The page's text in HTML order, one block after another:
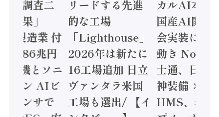
態調査二
結果」
年製造業 付
額86兆円
電機とソニ
コン AIビ
センサで
リードする先進
的な工場
「Lighthouse」
2026年は新たに
16工場追加 日立
ヴァンタラ米国
工場も選出/ 【イ
カルAI本格
国産AI開発
会実装に活
動き
士通、日立
神装備 ×
HMS、老舗